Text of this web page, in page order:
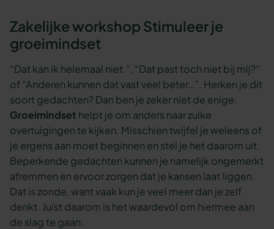
Zakelijke workshop Stimuleer je
groeimindset
“Dat kan ik helemaal niet.”, “Dat past toch niet bij mij?”
of “Anderen kunnen dat vast veel beter…”. Herken je dit
soort gedachten? Dan ben je zeker niet de enige.
Groeimindset helpt je om anders naar zulke
overtuigingen te kijken. Misschien twijfel je weleens of
je ergens aan moet beginnen en stel je het daarom uit.
Beperkende gedachten kunnen je namelijk ongemerkt
afremmen en ervoor zorgen dat je kansen laat liggen.
Dat is zonde, want vaak kun je veel meer dan je zelf
denkt. Juist daarom is het waardevol om hiermee aan
de slag te gaan.